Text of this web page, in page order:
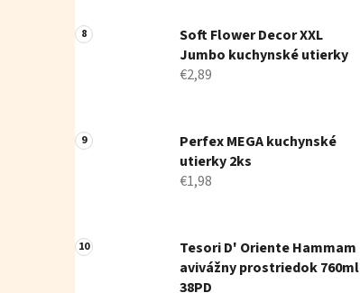
Soft Flower Decor XXL
Jumbo kuchynské utierky
€2,89
Perfex MEGA kuchynské
utierky 2ks
€1,98
Tesori D' Oriente Hammam
avivážny prostriedok 760ml
38PD